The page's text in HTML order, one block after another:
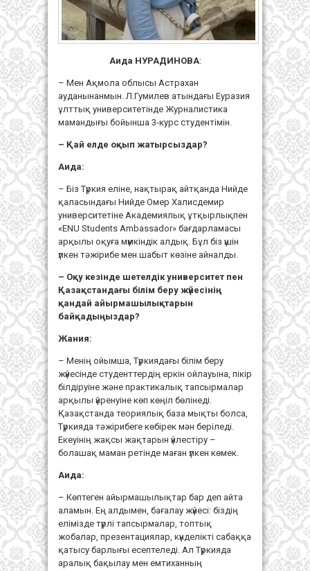
Аида НУРАДИНОВА:
– Мен Ақмола облысы Астрахан
ауданынанмын. Л.Гумилев атындағы Еуразия
ұлттық университетінде Журналистика
мамандығы бойынша 3-курс студентімін.
– Қай елде оқып жатырсыздар?
Аида:
– Біз Түркия еліне, нақтырақ айтқанда Нийде
қаласындағы Нийде Омер Халисдемир
университетіне Академиялық ұтқырлықпен
«ENU Students Ambassador» бағдарламасы
арқылы оқуға мүмкіндік алдық. Бұл біз үшін
үлкен тәжірибе мен шабыт көзіне айналды.
– Оқу кезінде шетелдік университет пен
Қазақстандағы білім беру жүйесінің
қандай айырмашылықтарын
байқадыңыздар?
Жания:
– Менің ойымша, Түркиядағы білім беру
жүйесінде студенттердің еркін ойлауына, пікір
білдіруіне және практикалық тапсырмалар
арқылы үйренуіне көп көңіл бөлінеді.
Қазақстанда теориялық база мықты болса,
Түркияда тәжірибеге көбірек мән беріледі.
Екеуінің жақсы жақтарын үйлестіру –
болашақ маман ретінде маған үлкен көмек.
Аида:
– Көптеген айырмашылықтар бар деп айта
аламын. Ең алдымен, бағалау жүйесі: біздің
елімізде түрлі тапсырмалар, топтық
жобалар, презентациялар, күнделікті сабаққа
қатысу барлығы есептеледі. Ал Түркияда
аралық бақылау мен емтиханның